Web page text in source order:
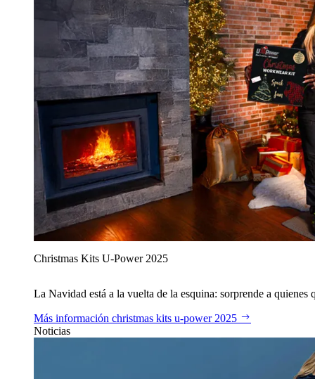
Christmas Kits U‑Power 2025
La Navidad está a la vuelta de la esquina: sorprende a
Más información christmas kits u‑power 2025
Noticias